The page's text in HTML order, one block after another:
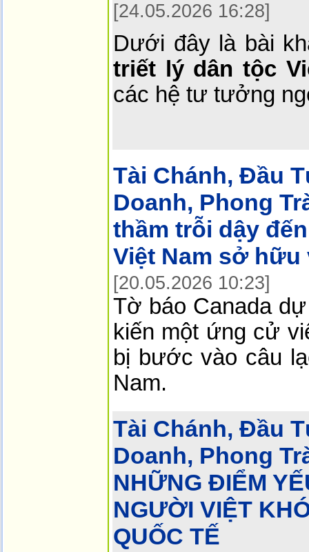
[24.05.2026 16:28]
Dưới đây là bài
triết lý dân tộc
các hệ tư tưởng
Tài Chánh, Đầu
Doanh, Phong
thầm trỗi dậy
Việt Nam sở
[20.05.2026 10:23]
Tờ báo Canada
kiến một ứng cử
bị bước vào câu
Nam.
Tài Chánh, Đầu
Doanh, Phong
NHỮNG ĐIỂM
NGƯỜI VIỆT
QUỐC TẾ